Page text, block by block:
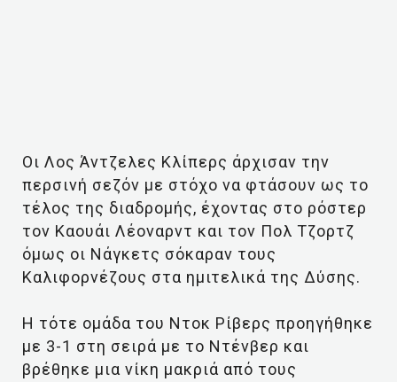
Οι Λος Άντζελες Κλίπερς άρχισαν την
περσινή σεζόν με στόχο να φτάσουν ως το
τέλος της διαδρομής, έχοντας στο ρόστερ
τον Καουάι Λέοναρντ και τον Πολ Τζορτζ
όμως οι Νάγκετς σόκαραν τους
Καλιφορνέζους στα ημιτελικά της Δύσης.
Η τότε ομάδα του Ντοκ Ρίβερς προηγήθηκε
με 3-1 στη σειρά με το Ντένβερ και
βρέθηκε μια νίκη μακριά από τους